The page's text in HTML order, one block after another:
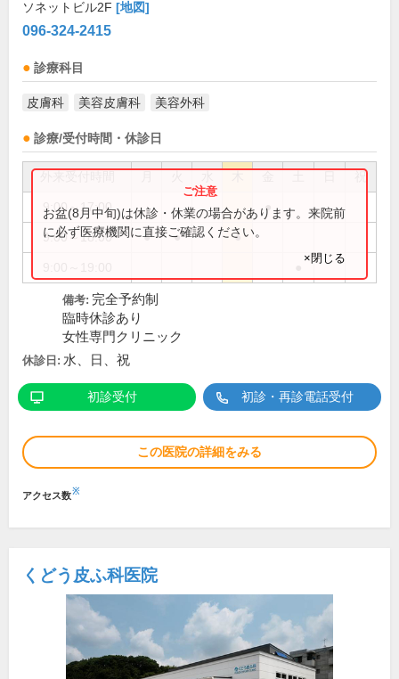
ソネットビル2F [地図]
096-324-2415
診療科目
皮膚科 美容皮膚科 美容外科
診療/受付時間・休診日
祝
9:00～17:00 ●
9:00～18:00 ● ● ●
お盆(8月中旬)は休診・休業の場合があります。来院前
に必ず医療機関に直接ご確認ください。
×閉じる
備考: 完全予約制
臨時休診あり
女性専門クリニック
休診日: 水、日、祝
初診受付 初診・再診電話受付
この医院の詳細をみる
アクセス数※
くどう皮ふ科医院